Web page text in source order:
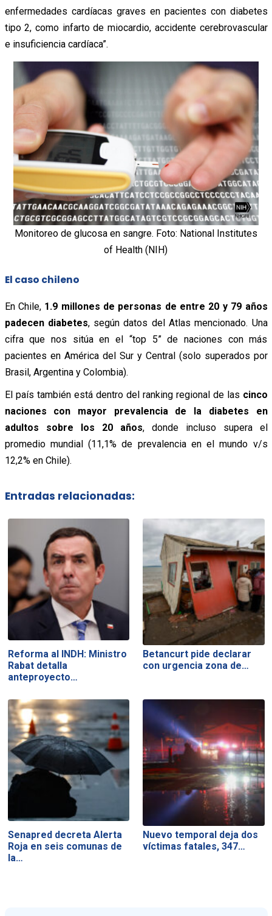
enfermedades cardíacas graves en pacientes con diabetes
tipo 2, como infarto de miocardio, accidente cerebrovascular
e insuficiencia cardíaca”.
Monitoreo de glucosa en sangre. Foto: National Institutes
of Health (NIH)
El caso chileno
En Chile, 1.9 millones de personas de entre 20 y 79 años
padecen diabetes, según datos del Atlas mencionado. Una
cifra que nos sitúa en el “top 5” de naciones con más
pacientes en América del Sur y Central (solo superados por
Brasil, Argentina y Colombia).
El país también está dentro del ranking regional de las cinco
naciones con mayor prevalencia de la diabetes en
adultos sobre los 20 años, donde incluso supera el
promedio mundial (11,1% de prevalencia en el mundo v/s
12,2% en Chile).
Entradas relacionadas:
Reforma al INDH: Ministro
Rabat detalla
anteproyecto…
Betancurt pide declarar
con urgencia zona de…
Senapred decreta Alerta
Roja en seis comunas de
la…
Nuevo temporal deja dos
víctimas fatales, 347…